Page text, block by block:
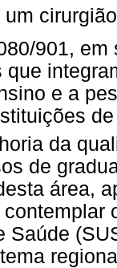
901,
e a
da
de
área,
Saúde